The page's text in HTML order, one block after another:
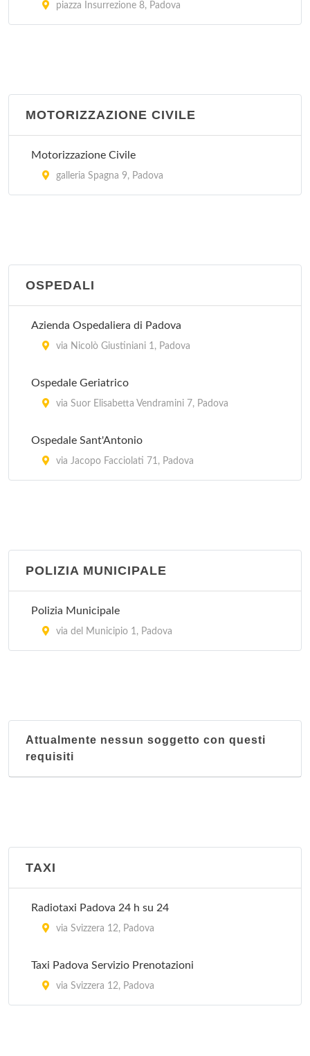
piazza Insurrezione 8, Padova
MOTORIZZAZIONE CIVILE
Motorizzazione Civile
galleria Spagna 9, Padova
OSPEDALI
Azienda Ospedaliera di Padova
via Nicolò Giustiniani 1, Padova
Ospedale Geriatrico
via Suor Elisabetta Vendramini 7, Padova
Ospedale Sant'Antonio
via Jacopo Facciolati 71, Padova
POLIZIA MUNICIPALE
Polizia Municipale
via del Municipio 1, Padova
Attualmente nessun soggetto con questi
requisiti
TAXI
Radiotaxi Padova 24 h su 24
via Svizzera 12, Padova
Taxi Padova Servizio Prenotazioni
via Svizzera 12, Padova